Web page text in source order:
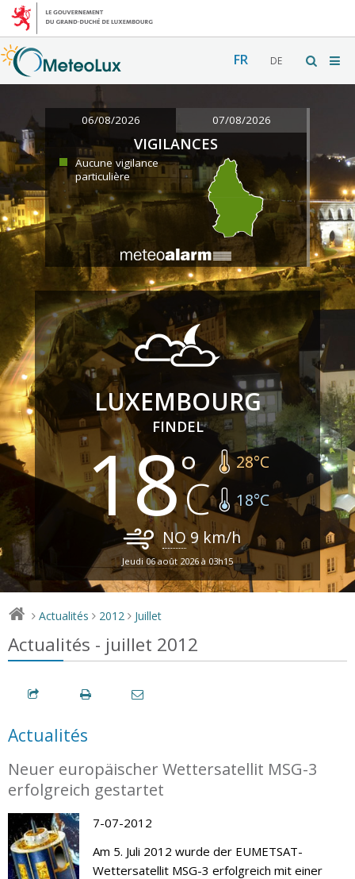
FR DE
06/08/2026 07/08/2026
VIGILANCES
Aucune vigilance
particulière
LUXEMBOURG
FINDEL
18 28°C
18°C
NO9 km/h
Jeudi 06 août 2026 à 03h15
> Actualités > 2012 > Juillet
Actualités - juillet 2012
Actualités
Neuer europäischer Wettersatellit MSG-3
erfolgreich gestartet
7-07-2012
Am 5. Juli 2012 wurde der EUMETSAT-
Wettersatellit MSG-3 erfolgreich mit einer